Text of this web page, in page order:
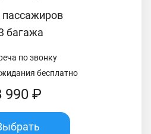
пассажиров
багажа
по звонку
бесплатно
990 ₽